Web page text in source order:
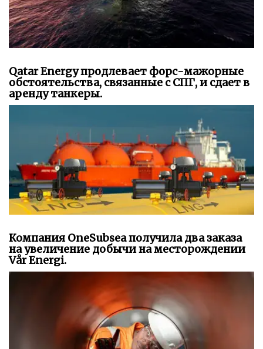
Qatar Energy продлевает форс-мажорные
обстоятельства, связанные с СПГ, и сдает в
аренду танкеры.
Компания OneSubsea получила два заказа
на увеличение добычи на месторождении
Vår Energi.